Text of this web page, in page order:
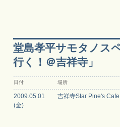
堂島孝平サモタノス
行く！＠吉祥寺」
日付 場所
2009.05.01
(金)
吉祥寺Star Pine's Cafe